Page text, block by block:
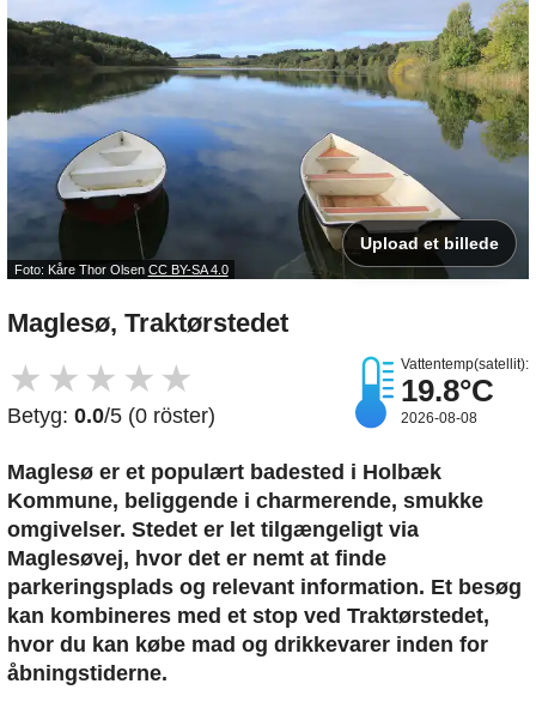
Foto: Kåre Thor Olsen CC BY-SA 4.0
Upload et billede
Maglesø, Traktørstedet
★ ★ ★ ★ ★
Betyg: 0.0/5 (0 röster)
Vattentemp(satellit):
19.8°C
2026-08-08
Maglesø er et populært badested i Holbæk
Kommune, beliggende i charmerende, smukke
omgivelser. Stedet er let tilgængeligt via
Maglesøvej, hvor det er nemt at finde
parkeringsplads og relevant information. Et besøg
kan kombineres med et stop ved Traktørstedet,
hvor du kan købe mad og drikkevarer inden for
åbningstiderne.